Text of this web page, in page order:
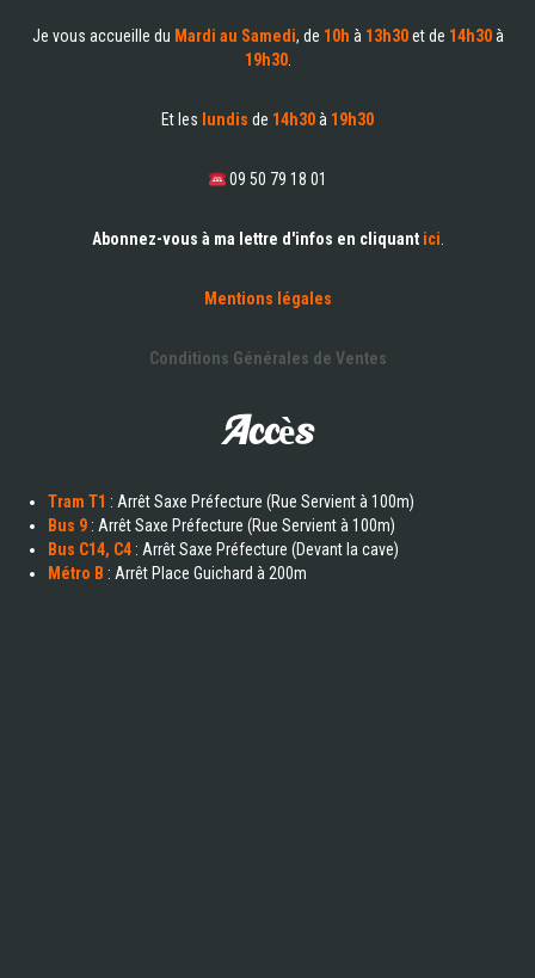
Je vous accueille du Mardi au Samedi, de 10h à 13h30et de 14h30à
19h30.
Et les lundis de 14h30à 19h30
09 50 79 18 01
Abonnez-vous à ma lettre d'infos en cliquant ici
Mentions légales
Conditions Générales de Ventes
Accès
Tram T1 : Arrêt Saxe Préfecture (Rue Servient à 100m)
Bus 9 : Arrêt Saxe Préfecture (Rue Servient à 100m)
Bus C14, C4 : Arrêt Saxe Préfecture (Devant la cave)
Métro B : Arrêt Place Guichard à 200m